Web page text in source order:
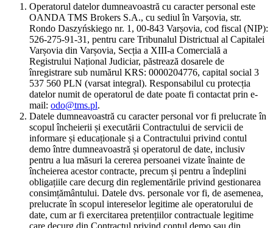
Operatorul datelor dumneavoastră cu caracter personal este
OANDA TMS Brokers S.A., cu sediul în Varșovia, str.
Rondo Daszyńskiego nr. 1, 00-843 Varșovia, cod fiscal (NIP):
526-275-91-31, pentru care Tribunalul Districtual al Capitalei
Varșovia din Varșovia, Secția a XIII-a Comercială a
Registrului Național Judiciar, păstrează dosarele de
înregistrare sub numărul KRS: 0000204776, capital social 3
537 560 PLN (varsat integral). Responsabilul cu protecția
datelor numit de operatorul de date poate fi contactat prin e-
mail: odo@tms.pl.
Datele dumneavoastră cu caracter personal vor fi prelucrate în
scopul încheierii și executării Contractului de servicii de
informare și educaționale și a Contractului privind contul
demo între dumneavoastră și operatorul de date, inclusiv
pentru a lua măsuri la cererea persoanei vizate înainte de
încheierea acestor contracte, precum și pentru a îndeplini
obligațiile care decurg din reglementările privind gestionarea
consimțământului. Datele dvs. personale vor fi, de asemenea,
prelucrate în scopul intereselor legitime ale operatorului de
date, cum ar fi exercitarea pretențiilor contractuale legitime
care decurg din Contractul privind contul demo sau din